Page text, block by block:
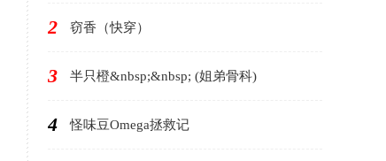
2 窃香（快穿）
3 半只橙&nbsp;&nbsp; (姐弟骨科)
4 怪味豆Omega拯救记